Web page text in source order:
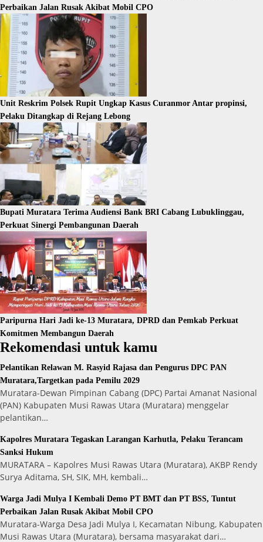
Perbaikan Jalan Rusak Akibat Mobil CPO
Unit Reskrim Polsek Rupit Ungkap Kasus Curanmor Antar propinsi,
Pelaku Ditangkap di Rejang Lebong
Bupati Muratara Terima Audiensi Bank BRI Cabang Lubuklinggau,
Perkuat Sinergi Pembangunan Daerah
Paripurna Hari Jadi ke-13 Muratara, DPRD dan Pemkab Perkuat
Komitmen Membangun Daerah
Rekomendasi untuk kamu
Pelantikan Relawan M. Rasyid Rajasa dan Pengurus DPC PAN
Muratara,Targetkan pada Pemilu 2029
Muratara-Dewan Pimpinan Cabang (DPC) Partai Amanat Nasional
(PAN) Kabupaten Musi Rawas Utara (Muratara) menggelar
pelantikan…
Kapolres Muratara Tegaskan Larangan Karhutla, Pelaku Terancam
Sanksi Hukum
MURATARA – Kapolres Musi Rawas Utara (Muratara), AKBP Rendy
Surya Aditama, SH, SIK, MH, kembali…
Warga Jadi Mulya I Kembali Demo PT BMT dan PT BSS, Tuntut
Perbaikan Jalan Rusak Akibat Mobil CPO
Muratara-Warga Desa Jadi Mulya I, Kecamatan Nibung, Kabupaten
Musi Rawas Utara (Muratara), bersama masyarakat dari…